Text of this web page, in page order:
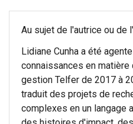
Au sujet de l'autrice ou de
Lidiane Cunha a été
connaissances en matière
gestion Telfer de 2017 à
traduit des projets de
complexes en un langage